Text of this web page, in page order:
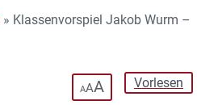
» Klassenvorspiel Jakob Wurm –
Vorlesen
AAA